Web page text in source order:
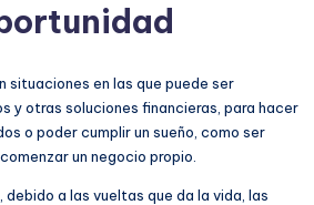
situaciones en las que puede ser
y otras soluciones financieras, para hacer
o poder cumplir un sueño, como ser
un negocio propio.
debido a las vueltas que da la vida, las